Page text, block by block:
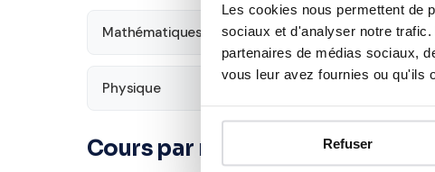
Les cookies nous permettent de
sociaux et d'analyser notre
partenaires de médias sociaux,
vous leur avez fournies ou qu'ils
Refuser
Mathématiques Français
Physique
Cours par niveau